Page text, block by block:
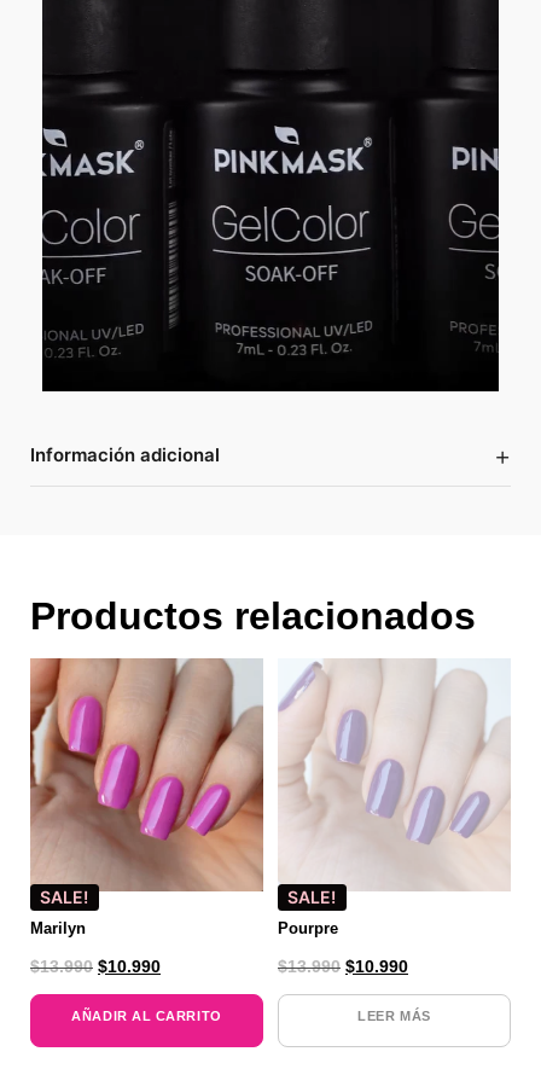
Información adicional +
Productos relacionados
SALE!
Marilyn
$13.990 $10.990
AÑADIR AL CARRITO
SALE!
Pourpre
$13.990 $10.990
LEER MÁS